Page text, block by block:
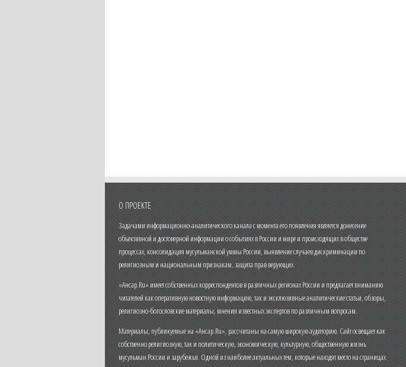
О ПРОЕКТЕ
Задачами информационно-аналитического канала с момента его появления является донесение
объективной и достоверной информации о событиях в России и мире и происходящих в обществе
процессах, консолидация мусульманской уммы России, выявление случаев дискриминации по
религиозным и национальным признакам, защита прав верующих.
«Ансар.Ru» имеет собственных корреспондентов в различных регионах России и предлагает вниманию
читателей как оперативную новостную информацию, так и эксклюзивные аналитические статьи, обзоры,
религиозно-богословские материалы, мнения известных экспертов по различным вопросам.
Материалы, публикуемые на «Ансар.Ru», рассчитаны на самую широкую аудиторию. Сайт освещает как
собственно религиозную, так и политическую, экономическую, культурную, общественную жизнь
мусульман России и зарубежья. Одной из наиболее актуальных тем, которые находят место на страницах